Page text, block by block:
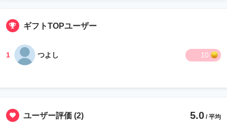
ギフトTOPユーザー
1 つよし 10
ユーザー評価 (2) 5.0 / 平均